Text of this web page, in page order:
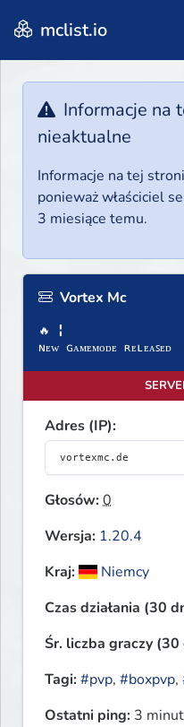
mclist.io
Informacje na
nieaktualne
Informacje na tej
ponieważ właściciel
3 miesiące temu.
Vortex Mc
🔥 ╏
ɴᴇᴡ ɢᴀᴍᴇᴍᴏᴅᴇ ʀᴇʟᴇᴀꜱᴇᴅ
Adres (IP):
Głosów:0
Wersja: 1.20.4
Kraj:
Niemcy
Czas działania (30
Śr. liczba graczy (30
Tagi:#pvp, #boxpvp,
Ostatni ping: 3